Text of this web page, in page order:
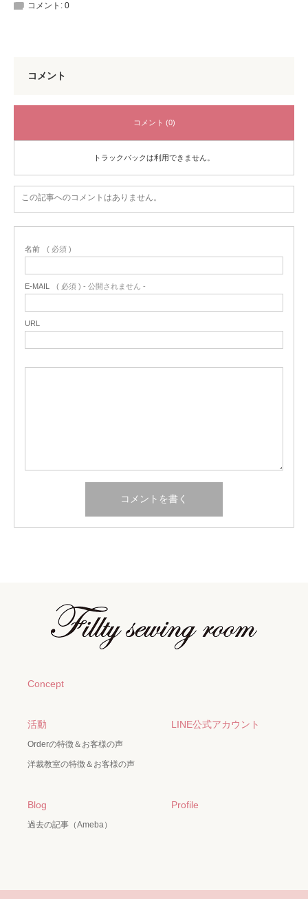
コメント: 0
コメント
コメント (0)
トラックバックは利用できません。
この記事へのコメントはありません。
名前 ( 必須 )
E-MAIL ( 必須 ) - 公開されません -
URL
Concept
活動
Orderの特徴＆お客様の声
洋裁教室の特徴＆お客様の声
LINE公式アカウント
Blog
過去の記事（Ameba）
Profile